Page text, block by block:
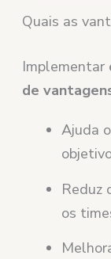
Quais as
Implementar
de
Ajuda
Reduz
os